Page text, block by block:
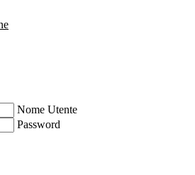
Nome Utente
Password